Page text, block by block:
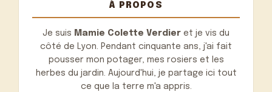
À PROPOS
Je suis Mamie Colette Verdier et je vis du
côté de Lyon. Pendant cinquante ans, j'ai fait
pousser mon potager, mes rosiers et les
herbes du jardin. Aujourd'hui, je partage ici tout
ce que la terre m'a appris.